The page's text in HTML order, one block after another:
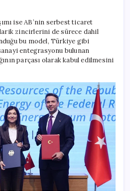
ise AB’nin serbest ticaret
zincirlerini de sürece dahil
bu model, Türkiye gibi
entegrasyonu bulunan
parçası olarak kabul edilmesini